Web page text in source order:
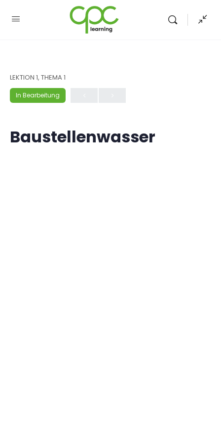
LEKTION 1, THEMA 1
In Bearbeitung
Baustellenwasser